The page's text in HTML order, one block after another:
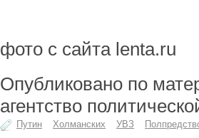
фото с сайта lenta.ru
Опубликовано по
агентство
Путин Холманских УВЗ